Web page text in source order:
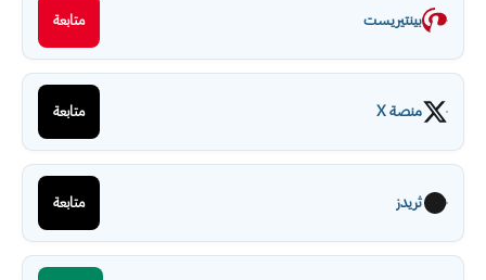
بينتيريست متابعة
منصة X متابعة
ثريدز متابعة